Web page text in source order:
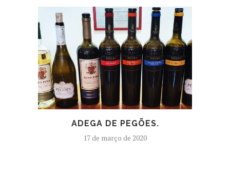
ADEGA DE PEGÕES.
17 de março de 2020